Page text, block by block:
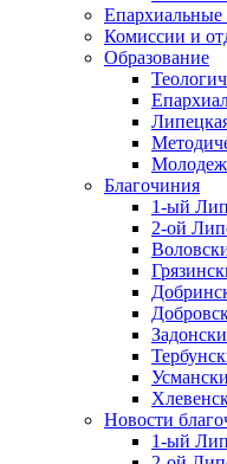
Епархиальные
Комиссии и
Образование
Благочиния
1-ый
2-ой
Новости
1-ый